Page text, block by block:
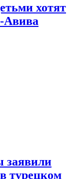
хотят
Авива
заявили
турецком